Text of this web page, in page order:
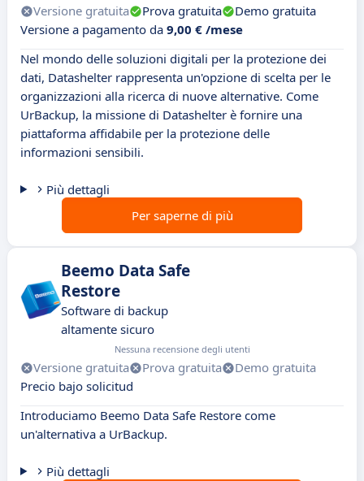
Versione gratuita Prova gratuita
Demo gratuita
Versione a pagamento da 9,00 € /mese
Nel mondo delle soluzioni digitali per la protezione dei
dati, Datashelter rappresenta un'opzione di scelta per le
organizzazioni alla ricerca di nuove alternative. Come
UrBackup, la missione di Datashelter è fornire una
piattaforma affidabile per la protezione delle
informazioni sensibili.
Più dettagli
Per saperne di più
Beemo Data Safe
Restore
Software di backup
altamente sicuro
Nessuna recensione degli utenti
Versione gratuita Prova gratuita
Demo gratuita
Precio bajo solicitud
Introduciamo Beemo Data Safe Restore come
un'alternativa a UrBackup.
Più dettagli